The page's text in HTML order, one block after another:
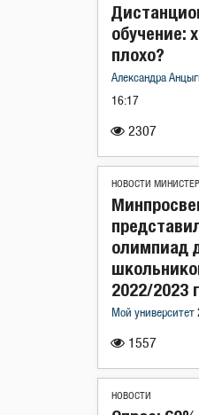
2307
обучение:
плохо?
Александра
16:17
НОВОСТИ
1557
олимпиад
2022/2023
Мой университет
НОВОСТИ